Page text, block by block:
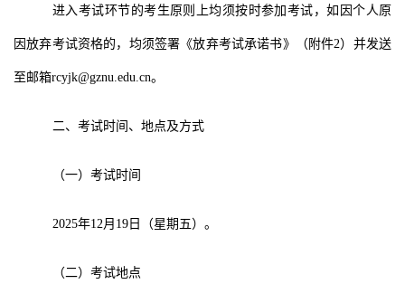
进入考试环节的考生原则上均须按时参加考试，如因个人原
因放弃考试资格的，均须签署《放弃考试承诺书》（附件2）并发送
至邮箱rcyjk@gznu.edu.cn。
二、 考试时间、地点及方式
（一） 考试时间
2025年12月 19 日 （星期五）。
（二）考试地点